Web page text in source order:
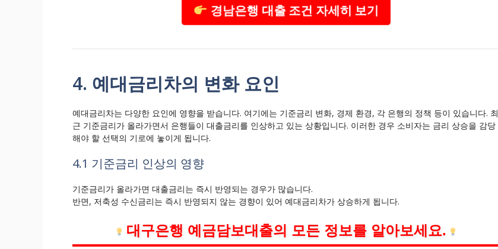
경남은행 대출 조건 자세히 보기
4. 예대금리차의 변화 요인
예대금리차는 다양한 요인에 영향을 받습니다. 여기에는 기준금리 변화, 경제 환경, 각 은행의 정책 등이 있습니다. 최
근 기준금리가 올라가면서 은행들이 대출금리를 인상하고 있는 상황입니다. 이러한 경우 소비자는 금리 상승을 감당
해야 할 선택의 기로에 놓이게 됩니다.
4.1 기준금리 인상의 영향
기준금리가 올라가면 대출금리는 즉시 반영되는 경우가 많습니다.
반면, 저축성 수신금리는 즉시 반영되지 않는 경향이 있어 예대금리차가 상승하게 됩니다.
대구은행 예금담보대출의 모든 정보를 알아보세요.